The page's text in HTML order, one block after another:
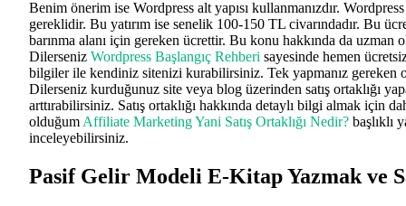
Benim önerim ise Wordpress alt yapısı kullanmanızdır.
gereklidir. Bu yatırım ise senelik 100-150 TL civarındadır. Bu
barınma alanı için gereken ücrettir. Bu konu hakkında da uzman
Dilerseniz Wordpress Başlangıç Rehberi sayesinde hemen
bilgiler ile kendiniz sitenizi kurabilirsiniz. Tek yapmanız gereken
Dilerseniz kurduğunuz site veya blog üzerinden satış ortaklığı
arttırabilirsiniz. Satış ortaklığı hakkında detaylı bilgi almak için
olduğumAffiliate Marketing Yani Satış Ortaklığı Nedir? başlıklı
inceleyebilirsiniz.
Pasif Gelir Modeli E-Kitap Yazmak ve